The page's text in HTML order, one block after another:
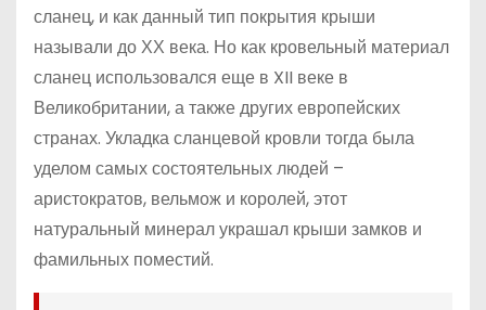
сланец, и как данный тип покрытия крыши
называли до ХХ века. Но как кровельный материал
сланец использовался еще в XII веке в
Великобритании, а также других европейских
странах. Укладка сланцевой кровли тогда была
уделом самых состоятельных людей –
аристократов, вельмож и королей, этот
натуральный минерал украшал крыши замков и
фамильных поместий.